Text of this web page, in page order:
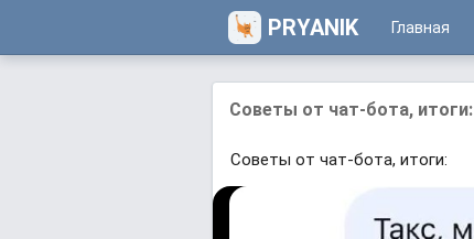
PRYANIK Главная
Советы от чат-бота, итоги:
Советы от чат-бота, итоги: